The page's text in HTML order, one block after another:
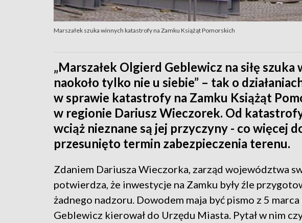
Marszałek szuka winnych katastrofy na Zamku Książąt Pomorskich
„Marszałek Olgierd Geblewicz na siłę
naokoło tylko nie u siebie” – tak o
w sprawie katastrofy na Zamku Książąt
w regionie Dariusz Wieczorek. Od
wciąż nieznane są jej przyczyny - co więcej
przesunięto termin zabezpieczenia terenu.
Zdaniem Dariusza Wieczorka, zarząd województwa
potwierdza, że inwestycje na Zamku były źle
żadnego nadzoru. Dowodem maja być pismo z 5
Geblewicz kierował do Urzędu Miasta. Pytał w nim